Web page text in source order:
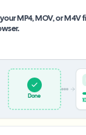
MP4, MOV, or M4V
Done